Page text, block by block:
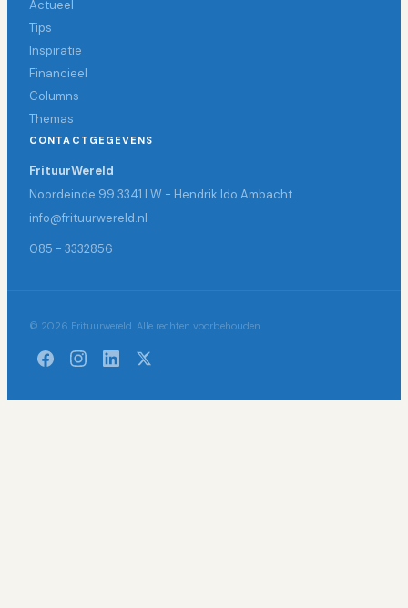
Actueel
Tips
Inspiratie
Financieel
Columns
Themas
CONTACTGEGEVENS
FrituurWereld
Noordeinde 99 3341 LW - Hendrik Ido Ambacht
info@frituurwereld.nl
085 - 3332856
© 2026 Frituurwereld. Alle rechten voorbehouden.